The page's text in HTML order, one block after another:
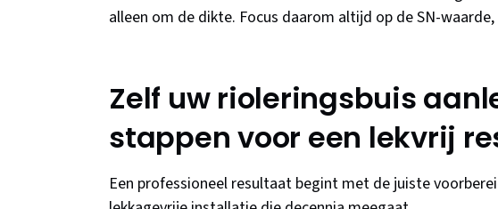
alleen om de dikte. Focus daarom altijd op de SN-
Zelf uw rioleringsbuis
stappen voor een lekvrij
Een professioneel resultaat begint met de juiste